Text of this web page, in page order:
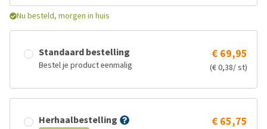
Nu besteld, morgen in huis
Standaard bestelling
Bestel je product eenmalig
€ 69,95
(€ 0,38/ st)
Herhaalbestelling € 65,75